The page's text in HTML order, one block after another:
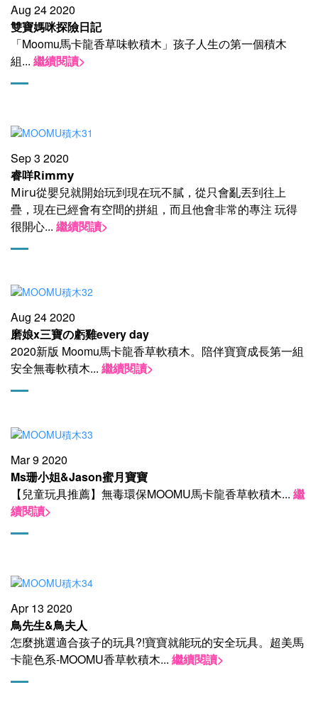
Aug 24 2020
雙寶媽咪探險日記
「Moomu馬卡龍香草味軟積木」孩子人生の第一個積木
組... 繼續閱讀>
Sep 3 2020
睿咩Rimmy
Miru從嬰兒就開始玩到現在玩不膩， 從只會亂丟到往上
疊， 現在已經會有空間的拼組， 而且他會非常的專注 玩得
很開心... 繼續閱讀>
Aug 24 2020
磨娘x三寶の虧雞every day
2020新版 Moomu馬卡龍香草軟積木。陪伴寶寶成長第一組
安全無毒軟積木... 繼續閱讀>
Mar 9 2020
Ms珊小姐&Jason蜜月寶寶
【兒童玩具推薦】無毒環保MOOMU馬卡龍香草軟積木... 繼
續閱讀>
Apr 13 2020
鳥先生&鳥夫人
怎麼挑選適合孩子的玩具?!寶寶就能玩的安全玩具。超美馬
卡龍色系-MOOMU香草軟積木... 繼續閱讀>